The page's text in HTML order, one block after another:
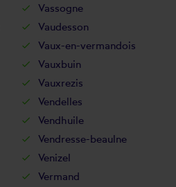
Vassogne
Vaudesson
Vaux-en-vermandois
Vauxbuin
Vauxrezis
Vendelles
Vendhuile
Vendresse-beaulne
Venizel
Vermand